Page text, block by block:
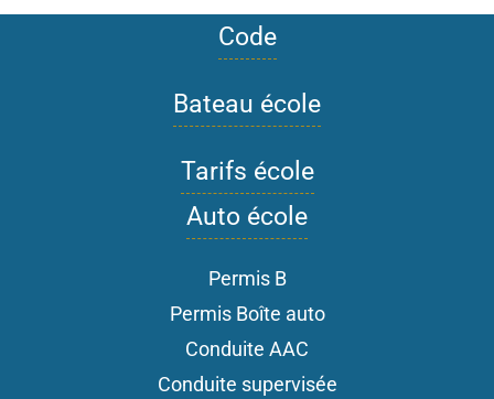
Code
Bateau école
Tarifs école
Auto école
Permis B
Permis Boîte auto
Conduite AAC
Conduite supervisée